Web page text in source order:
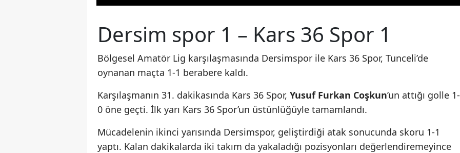
Erzincan
Erzurum
Giresun
Hakkari
Dersim spor 1 – Kars 36 Spor 1
Bölgesel Amatör Lig karşılaşmasında Dersimspor ile Kars 36 Spor, Tunceli’de
oynanan maçta 1-1 berabere kaldı.
Karşılaşmanın 31. dakikasında Kars 36 Spor, Yusuf Furkan Coşkun’un attığı golle 1-
0 öne geçti. İlk yarı Kars 36 Spor’un üstünlüğüyle tamamlandı.
Mücadelenin ikinci yarısında Dersimspor, geliştirdiği atak sonucunda skoru 1-1
yaptı. Kalan dakikalarda iki takım da yakaladığı pozisyonları değerlendiremeyince